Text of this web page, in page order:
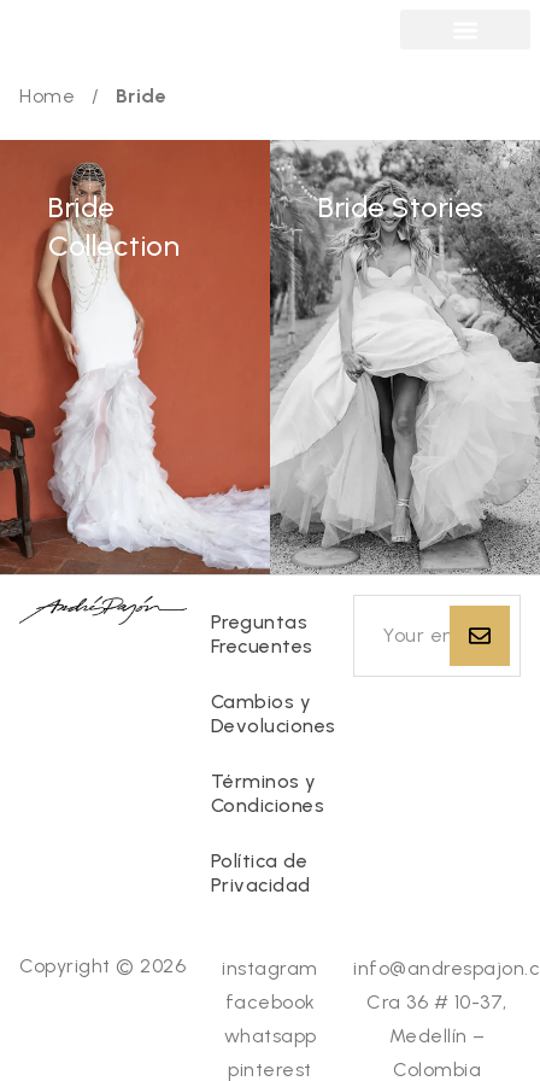
Home / Bride
Bride
Collection
Bride Stories
Preguntas
Frecuentes
Cambios y
Devoluciones
Términos y
Condiciones
Política de
Privacidad
Copyright © 2026
instagram
facebook
whatsapp
pinterest
Cra 36 # 10-37,
Medellín –
Colombia